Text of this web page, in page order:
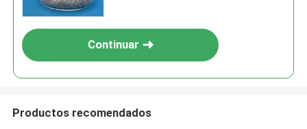
Continuar
Productos recomendados